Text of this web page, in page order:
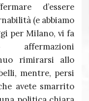
d’essere
(e abbiamo
per Milano, vi fa
rimirarsi allo
mentre, persi
avete smarrito